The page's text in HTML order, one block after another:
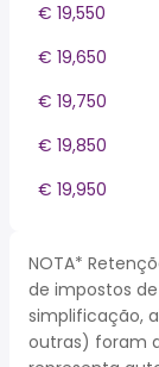
€ 19,550
€ 19,650
€ 19,750
€ 19,850
€ 19,950
NOTA*
de impostos
simplificação,
outras) foram